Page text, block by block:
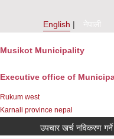
English
नेपाली
Musikot Municipality
Executive office of
Rukum west
Karnali province nepal
उपचार खर्च नविकरण गर्ने